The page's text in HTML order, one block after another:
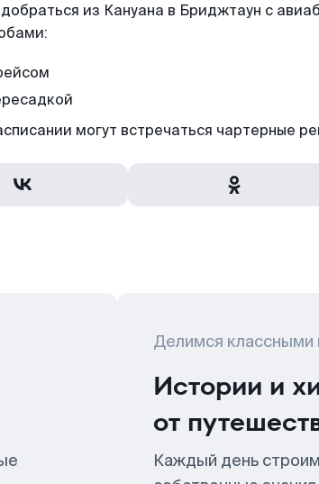
из Кануана в Бриджтаун с
могут встречаться чартерные
Делимся классными
Истории и
от
Каждый день